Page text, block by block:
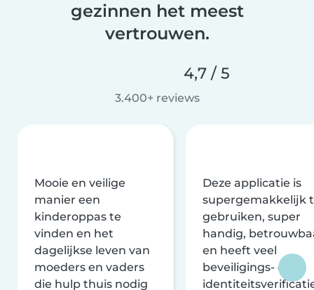
gezinnen het meest
vertrouwen.
4,7 / 5
3.400+ reviews
Mooie en veilige
manier een
kinderoppas te
vinden en het
dagelijkse leven van
moeders en vaders
die hulp thuis nodig
Deze applicatie is
supergemakkelijk
gebruiken, super
handig,
en heeft veel
beveiligings- en